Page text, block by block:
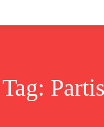
Tag: